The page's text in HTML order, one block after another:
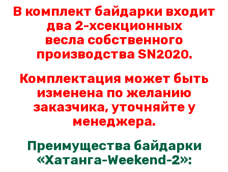
В комплект байдарки входит
два 2-хсекционных
весла собственного
производства SN2020.
Комплектация может быть
изменена по желанию
заказчика, уточняйте у
менеджера.
Преимущества байдарки
«Хатанга-Weekend-2»: